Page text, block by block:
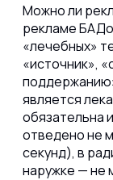
Можно ли
рекламе
«лечебных»
«источник»,
является
обязательна
отведено не
секунд), в
наружке — не